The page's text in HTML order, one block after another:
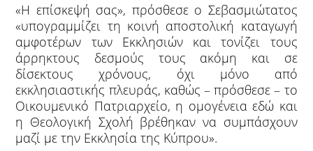
«Η επίσκεψή σας», πρόσθεσε ο Σεβασμιώτατος
«υπογραμμίζει τη κοινή αποστολική καταγωγή
αμφοτέρων των Εκκλησιών και τονίζει τους
άρρηκτους δεσμούς τους ακόμη και σε
δίσεκτους χρόνους, όχι μόνο από
εκκλησιαστικής πλευράς, καθώς – πρόσθεσε – το
Οικουμενικό Πατριαρχείο, η ομογένεια εδώ και
η Θεολογική Σχολή βρέθηκαν να συμπάσχουν
μαζί με την Εκκλησία της Κύπρου».